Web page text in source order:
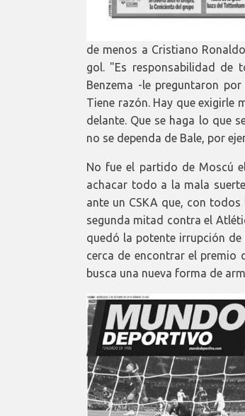
de menos a Cristiano
gol. "Es responsabilidad de
Benzema -le preguntaron
Tiene razón. Hay que exigirle
delante. Que se haga lo que
no se dependa de Bale, por
No fue el partido de Moscú
achacar todo a la mala
ante un CSKA que, con
segunda mitad contra el
quedó la potente irrupción
cerca de encontrar el premio
busca una nueva forma de